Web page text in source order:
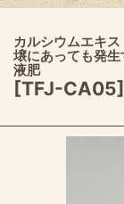
カルシウムエキ
壌にあっても発
液肥
[TFJ-CA05]